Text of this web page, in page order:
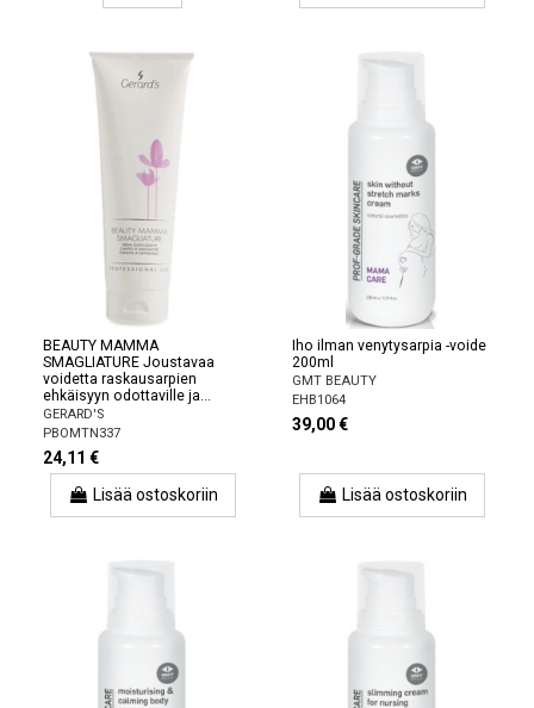
BEAUTY MAMMA
SMAGLIATURE Joustavaa
voidetta raskausarpien
ehkäisyyn odottaville ja...
GERARD'S
PBOMTN337
24,11 €
Lisää ostoskoriin
Iho ilman venytysarpia -voide
200ml
GMT BEAUTY
EHB1064
39,00 €
Lisää ostoskoriin